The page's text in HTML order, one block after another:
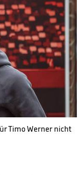
Timo Werner nicht